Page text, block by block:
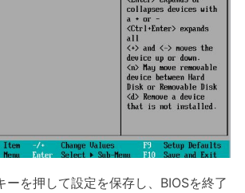
ーを押して設定を保存し、BIOSを終了